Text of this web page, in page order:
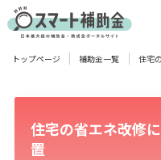
対象
企業 団体 個人 そ
エリア
トップページ 補助金一覧
住宅の省エネ改修
置